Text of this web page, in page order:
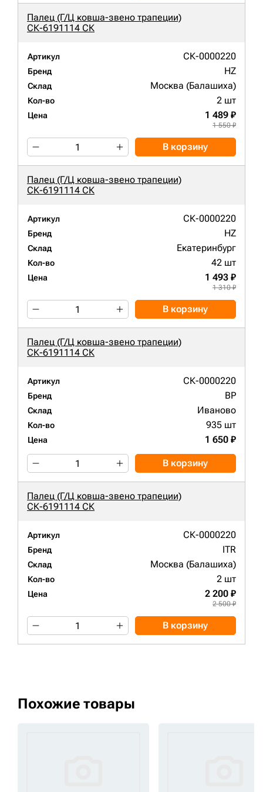
Палец (Г/Ц ковша-звено трапеции)
СК-6191114 СК
Артикул СК-0000220
Бренд HZ
Склад Москва (Балашиха)
Кол-во 2 шт
Цена 1 489 ₽
1 550 ₽
В корзину
Палец (Г/Ц ковша-звено трапеции)
СК-6191114 СК
Артикул СК-0000220
Бренд HZ
Склад Екатеринбург
Кол-во 42 шт
Цена 1 493 ₽
1 310 ₽
В корзину
Палец (Г/Ц ковша-звено трапеции)
СК-6191114 СК
Артикул СК-0000220
Бренд BP
Склад Иваново
Кол-во 935 шт
Цена 1 650 ₽
В корзину
Палец (Г/Ц ковша-звено трапеции)
СК-6191114 СК
Артикул СК-0000220
Бренд ITR
Склад Москва (Балашиха)
Кол-во 2 шт
Цена 2 200 ₽
2 500 ₽
В корзину
Похожие товары